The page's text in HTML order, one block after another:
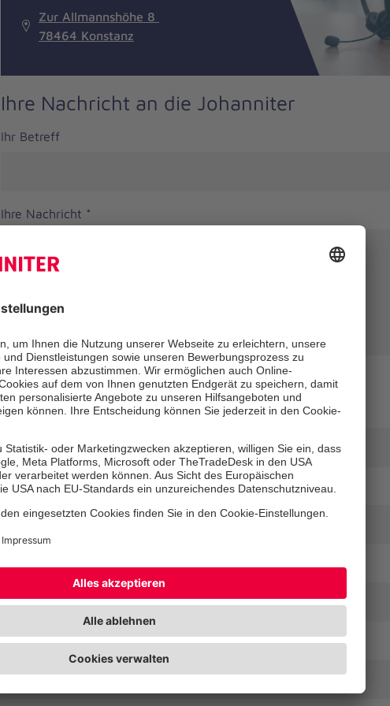
Zur Allmannshöhe 8
78464 Konstanz
Ihre Nachricht an die Johanniter
Ihr Betreff
Ihre Nachricht *
Bitte machen Sie folgende Angaben:
Ihre Anrede
Ihr Vorname* Ihr Nachname
Ihr Wohnort und Postleitzahl*
Ihre E-Mail-Adresse*